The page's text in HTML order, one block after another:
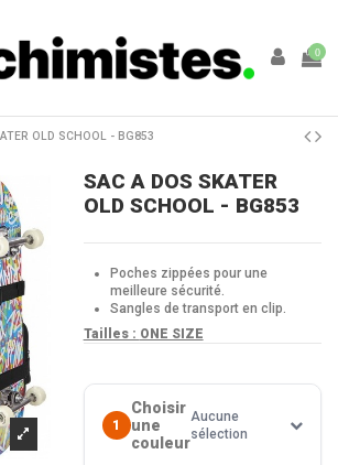
0
OLD SCHOOL - BG853
SAC A DOS SKATER
OLD SCHOOL - BG853
Poches zippées pour une
meilleure sécurité.
Sangles de transport en clip.
Tailles : ONE SIZE
1
Choisir
une
couleur
Aucune
sélection